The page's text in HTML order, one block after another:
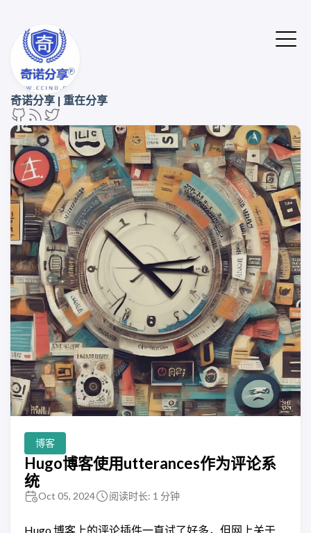
奇诺分享 | 重在分享
博客
Hugo博客使用utterances作为评论系
统
Oct 05, 2024 阅读时长: 1 分钟
Hugo 博客上的评论插件一直试了好多，但网上关于